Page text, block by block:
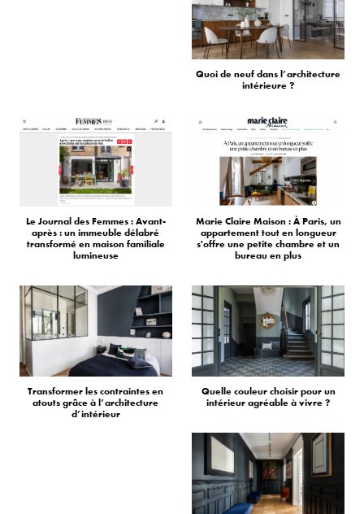
Quoi de neuf dans l’architecture
intérieure ?
Le Journal des Femmes : Avant-
après : un immeuble délabré
transformé en maison familiale
lumineuse
Marie Claire Maison : À Paris, un
appartement tout en longueur
s'offre une petite chambre et un
bureau en plus
Transformer les contraintes en
atouts grâce à l’architecture
d’intérieur
Quelle couleur choisir pour un
intérieur agréable à vivre ?